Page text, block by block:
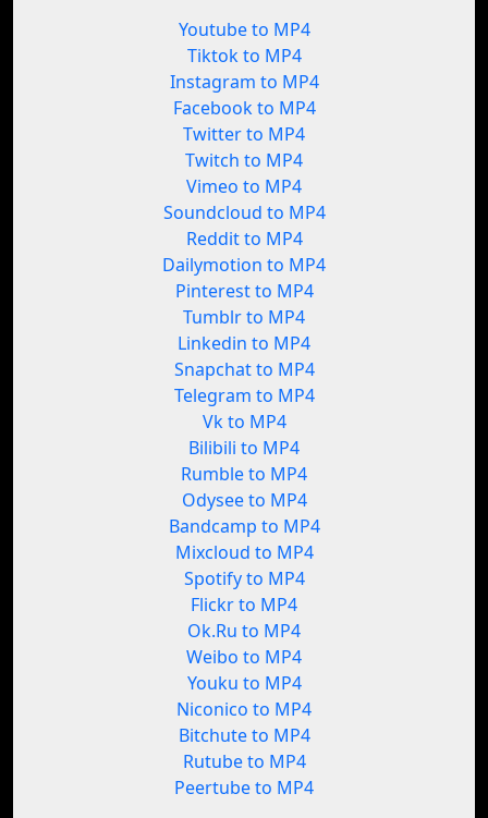
Youtube to MP4
Tiktok to MP4
Instagram to MP4
Facebook to MP4
Twitter to MP4
Twitch to MP4
Vimeo to MP4
Soundcloud to MP4
Reddit to MP4
Dailymotion to MP4
Pinterest to MP4
Tumblr to MP4
Linkedin to MP4
Snapchat to MP4
Telegram to MP4
Vk to MP4
Bilibili to MP4
Rumble to MP4
Odysee to MP4
Bandcamp to MP4
Mixcloud to MP4
Spotify to MP4
Flickr to MP4
Ok.Ru to MP4
Weibo to MP4
Youku to MP4
Niconico to MP4
Bitchute to MP4
Rutube to MP4
Peertube to MP4